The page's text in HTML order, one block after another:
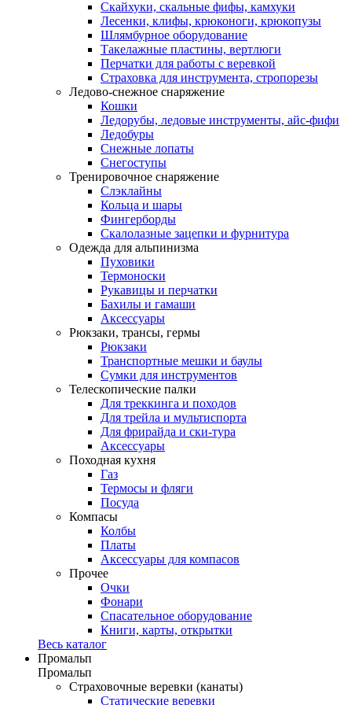
Скайхуки, скальные фифы, камхуки
Лесенки, клифы, крюконоги, крюкопузы
Шлямбурное оборудование
Такелажные пластины, вертлюги
Перчатки для работы с веревкой
Страховка для инструмента, стропорезы
Ледово-снежное снаряжение
Кошки
Ледорубы, ледовые инструменты, айс-фифи
Ледобуры
Снежные лопаты
Снегоступы
Тренировочное снаряжение
Слэклайны
Кольца и шары
Фингерборды
Скалолазные зацепки и фурнитура
Одежда для альпинизма
Пуховики
Термоноски
Рукавицы и перчатки
Бахилы и гамаши
Аксессуары
Рюкзаки, трансы, гермы
Рюкзаки
Транспортные мешки и баулы
Сумки для инструментов
Телескопические палки
Для треккинга и походов
Для трейла и мультиспорта
Для фрирайда и ски-тура
Аксессуары
Походная кухня
Газ
Термосы и фляги
Посуда
Компасы
Колбы
Платы
Аксессуары для компасов
Прочее
Очки
Фонари
Спасательное оборудование
Книги, карты, открытки
Весь каталог
Промальп
Промальп
Страховочные веревки (канаты)
Статические веревки